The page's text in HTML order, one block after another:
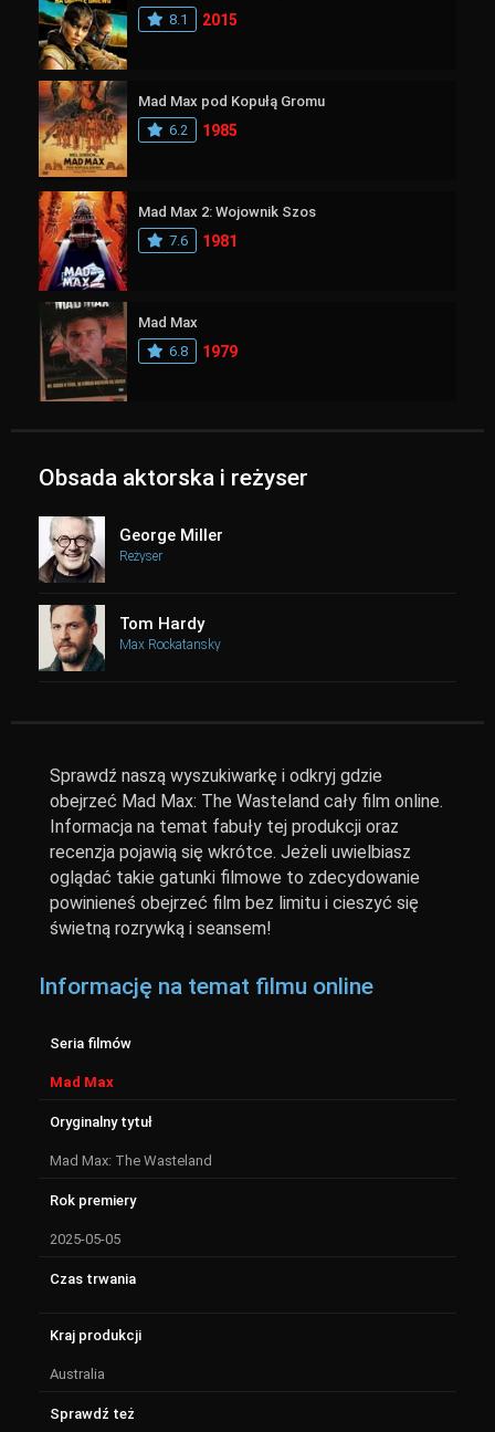
8.1
2015
Mad Max pod Kopułą Gromu
6.2
1985
Mad Max 2: Wojownik Szos
7.6
1981
Mad Max
6.8
1979
Obsada aktorska i reżyser
George Miller
Reżyser
Tom Hardy
Max Rockatansky
Sprawdź naszą wyszukiwarkę i odkryj gdzie
obejrzeć Mad Max: The Wasteland cały film online.
Informacja na temat fabuły tej produkcji oraz
recenzja pojawią się wkrótce. Jeżeli uwielbiasz
oglądać takie gatunki filmowe to zdecydowanie
powinieneś obejrzeć film bez limitu i cieszyć się
świetną rozrywką i seansem!
Informację na temat filmu online
Seria filmów
Mad Max
Oryginalny tytuł
Mad Max: The Wasteland
Rok premiery
2025-05-05
Czas trwania
Kraj produkcji
Australia
Sprawdź też